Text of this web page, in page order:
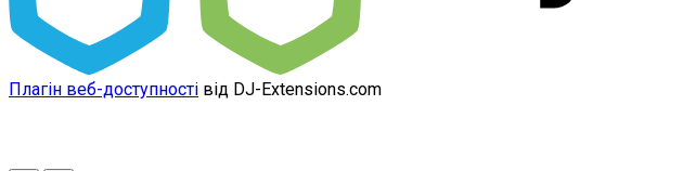
Плагін веб-доступності від DJ-Extensions.com